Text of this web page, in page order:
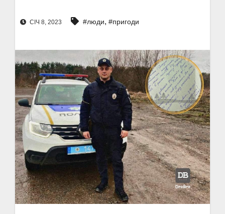
СІЧ 8, 2023 #люди, #пригоди